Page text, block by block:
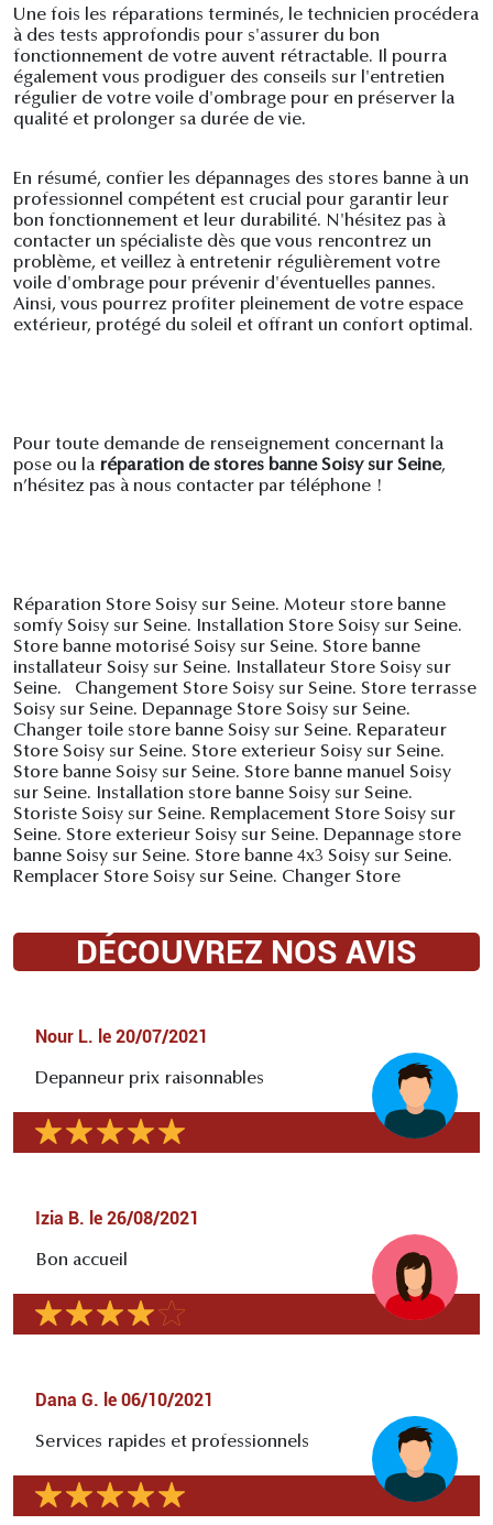
Une fois les réparations terminés, le technicien procédera
à des tests approfondis pour s'assurer du bon
fonctionnement de votre auvent rétractable. Il pourra
également vous prodiguer des conseils sur l'entretien
régulier de votre voile d'ombrage pour en préserver la
qualité et prolonger sa durée de vie.
En résumé, confier les dépannages des stores banne à un
professionnel compétent est crucial pour garantir leur
bon fonctionnement et leur durabilité. N'hésitez pas à
contacter un spécialiste dès que vous rencontrez un
problème, et veillez à entretenir régulièrement votre
voile d'ombrage pour prévenir d'éventuelles pannes.
Ainsi, vous pourrez profiter pleinement de votre espace
extérieur, protégé du soleil et offrant un confort optimal.
Pour toute demande de renseignement concernant la
pose ou la réparation de stores banne Soisy sur Seine,
n’hésitez pas à nous contacter par téléphone !
Réparation Store Soisy sur Seine. Moteur store banne
somfy Soisy sur Seine. Installation Store Soisy sur Seine.
Store banne motorisé Soisy sur Seine. Store banne
installateur Soisy sur Seine. Installateur Store Soisy sur
Seine. Changement Store Soisy sur Seine. Store terrasse
Soisy sur Seine. Depannage Store Soisy sur Seine.
Changer toile store banne Soisy sur Seine. Reparateur
Store Soisy sur Seine. Store exterieur Soisy sur Seine.
Store banne Soisy sur Seine. Store banne manuel Soisy
sur Seine. Installation store banne Soisy sur Seine.
Storiste Soisy sur Seine. Remplacement Store Soisy sur
Seine. Store exterieur Soisy sur Seine. Depannage store
banne Soisy sur Seine. Store banne 4x3 Soisy sur Seine.
Remplacer Store Soisy sur Seine. Changer Store
DÉCOUVREZ NOS AVIS
Nour L. le 20/07/2021
Depanneur prix raisonnables
Izia B. le 26/08/2021
Bon accueil
Dana G. le 06/10/2021
Services rapides et professionnels